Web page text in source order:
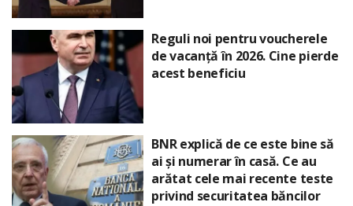
Reguli noi pentru voucherele
de vacanță în 2026. Cine pierde
acest beneficiu
BNR explică de ce este bine să
ai și numerar în casă. Ce au
arătat cele mai recente teste
privind securitatea băncilor